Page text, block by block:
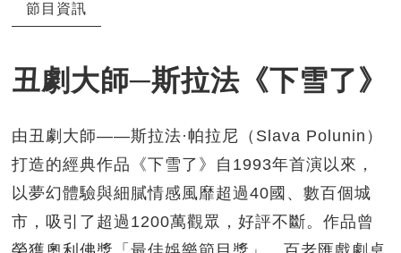
節目資訊
丑劇大師─斯拉法《下雪了》
由丑劇大師——斯拉法·帕拉尼（Slava Polunin）
打造的經典作品《下雪了》自1993年首演以來，
以夢幻體驗與細膩情感風靡超過40國、數百個城
市，吸引了超過1200萬觀眾，好評不斷。作品曾